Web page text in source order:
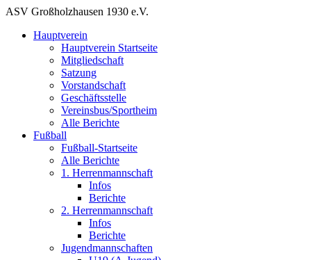
ASV Großholzhausen 1930 e.V.
Hauptverein
Hauptverein Startseite
Mitgliedschaft
Satzung
Vorstandschaft
Geschäftsstelle
Vereinsbus/Sportheim
Alle Berichte
Fußball
Fußball-Startseite
Alle Berichte
1. Herrenmannschaft
Infos
Berichte
2. Herrenmannschaft
Infos
Berichte
Jugendmannschaften